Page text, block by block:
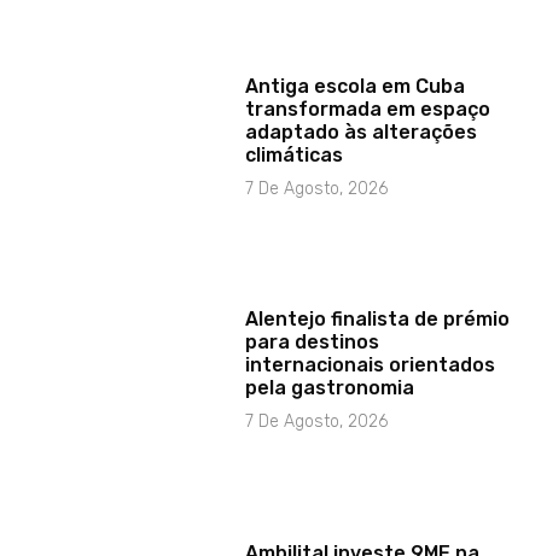
Antiga escola em Cuba
transformada em espaço
adaptado às alterações
climáticas
7 De Agosto, 2026
Alentejo finalista de prémio
para destinos
internacionais orientados
pela gastronomia
7 De Agosto, 2026